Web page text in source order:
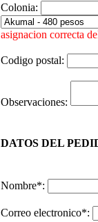
Colonia:
asignacion correcta
Codigo postal:
Observaciones:
DATOS DEL
Nombre*:
Correo electronico*: